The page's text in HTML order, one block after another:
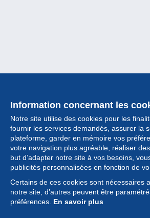
Information concernant les
Notre site utilise des cookies pour les
fournir les services demandés, assurer la
plateforme, garder en mémoire vos
votre navigation plus agréable, réaliser
but d’adapter notre site à vos besoins,
publicités personnalisées en fonction de
Certains de ces cookies sont nécessaires
notre site, d’autres peuvent être
préférences. En savoir plus
Collection
Actualités
Fonctionnalités